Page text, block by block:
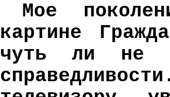
Мое
картине
чуть ли не